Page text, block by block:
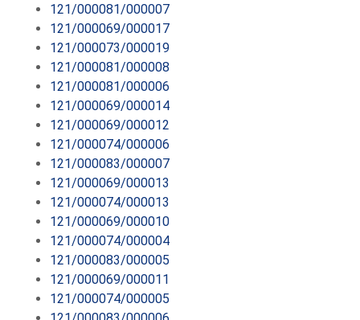
121/000081/000007
121/000069/000017
121/000073/000019
121/000081/000008
121/000081/000006
121/000069/000014
121/000069/000012
121/000074/000006
121/000083/000007
121/000069/000013
121/000074/000013
121/000069/000010
121/000074/000004
121/000083/000005
121/000069/000011
121/000074/000005